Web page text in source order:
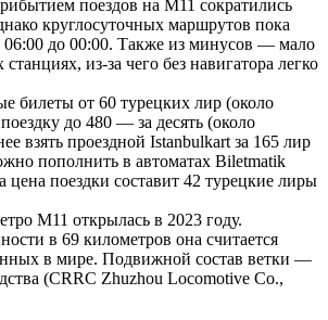
поездов на М11 сократились
круглосуточных маршрутов пока
06:00 до 00:00. Также из минусов — мало
из-за чего без навигатора легко
билеты от 60 турецких лир (около
до 480 — за десять (около
взять проездной Istanbulkart за 165 лир
пополнить в автоматах Biletmatik
цена поездки составит 42 турецкие лиры
М11 открылась в 2023 году.
в 69 километров она считается
в мире. Подвижной состав ветки —
(CRRC Zhuzhou Locomotive Co.,